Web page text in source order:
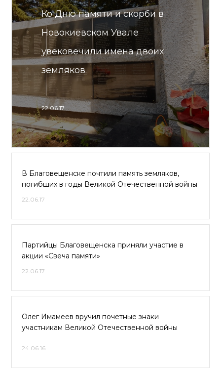
Ко Дню памяти и скорби в
Новокиевском Увале
увековечили имена двоих
земляков
22.06.17
В Благовещенске почтили память земляков,
погибших в годы Великой Отечественной войны
22.06.17
Партийцы Благовещенска приняли участие в
акции «Свеча памяти»
22.06.17
Олег Имамеев вручил почетные знаки
участникам Великой Отечественной войны
24.06.16